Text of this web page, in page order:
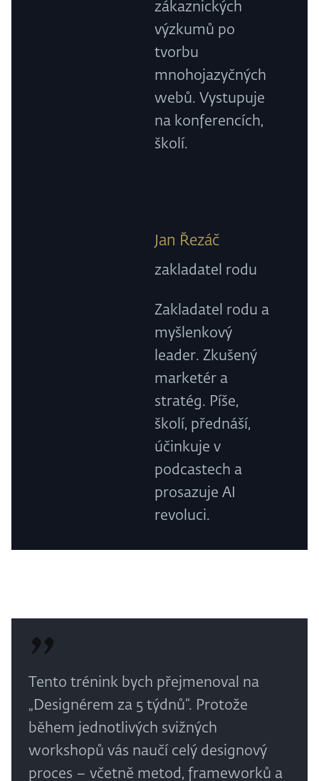
zákaznických
výzkumů po
tvorbu
mnohojazyčných
webů. Vystupuje
na konferencích,
školí.
Jan Řezáč
zakladatel rodu
Zakladatel rodu a
myšlenkový
leader. Zkušený
marketér a
stratég. Píše,
školí, přednáší,
účinkuje v
podcastech a
prosazuje AI
revoluci.
Tento trénink bych přejmenoval na
„Designérem za 5 týdnů“. Protože
během jednotlivých svižných
workshopů vás naučí celý designový
proces – včetně metod, frameworků a